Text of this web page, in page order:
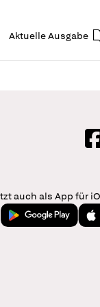
Aktuelle Ausgabe
login
auch als App für
Jetzt bei Google